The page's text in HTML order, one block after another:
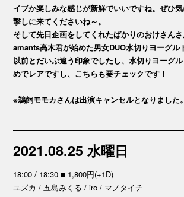
イブか楽しみな感じが新鮮でいいですね。ぜひ
撃しに来てくださいね～。
そして先日企画をしてくれたばかりのおけさん
amants高木君が始めた男女DUO水切りヨーグル
以前とだいぶ違う印象でしたし、水切りヨーグ
めでレアですし、こちらも要チェックです！
※鵜飼モモカさんは出演キャンセルとなりました。
2021.08.25 水曜日
18:00 / 18:30 ■ 1,800円(+1D)
ユズカ / 五島みくる / iro / マノタイチ